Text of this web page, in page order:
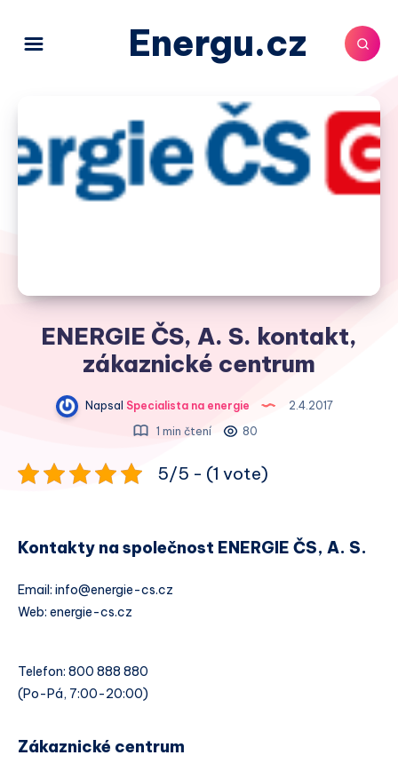
Energu.cz
ENERGIE ČS, A. S. kontakt,
zákaznické centrum
Napsal Specialista na energie
2.4.2017
1 min čtení
80
5/5 - (1 vote)
Kontakty na společnost ENERGIE ČS, A. S.
Email: info@energie-cs.cz
Web: energie-cs.cz
Telefon: 800 888 880
(Po-Pá, 7:00-20:00)
Zákaznické centrum